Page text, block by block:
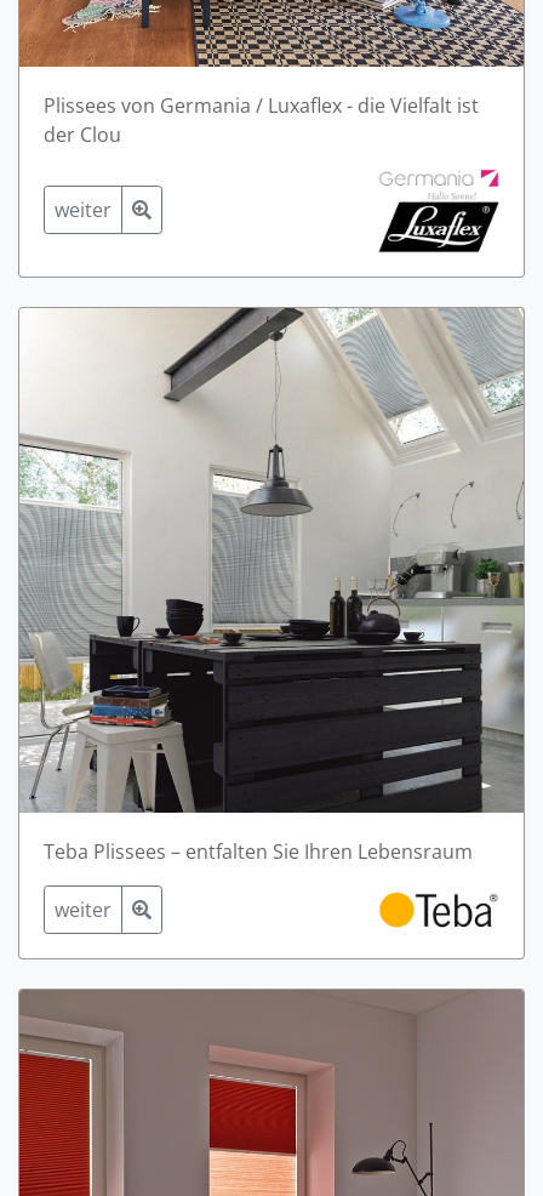
Plissees von Germania / Luxaflex - die Vielfalt ist
der Clou
weiter
Teba Plissees – entfalten Sie Ihren Lebensraum
weiter